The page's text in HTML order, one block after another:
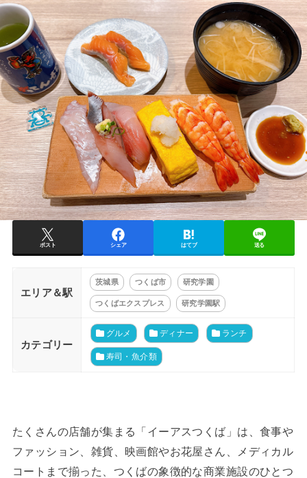
ポスト シェア はてブ 送る
エリア＆駅
茨城県 つくば市 研究学園
つくばエクスプレス 研究学園駅
カテゴリー
グルメ ディナー ランチ
寿司・魚介類
たくさんの店舗が集まる「イーアスつくば」は、食事や
ファッション、雑貨、映画館やお花屋さん、メディカル
コートまで揃った、つくばの象徴的な商業施設のひとつ